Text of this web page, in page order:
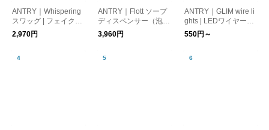
ANTRY｜Whispering
スワッグ | フェイクグ
リーンスワッグ
2,970円
ANTRY｜Flott ソープ
ディスペンサー（泡タ
イプ）｜ソープボト
ル・ポンプボトル・ハ
3,960円
ANTRY｜GLIM wire li
ghts | LEDワイヤーラ
イト
550円～